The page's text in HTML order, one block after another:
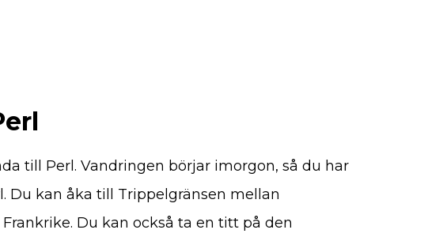
till Perl. Vandringen börjar imorgon, så du har
Du kan åka till Trippelgränsen mellan
Du kan också ta en titt på den